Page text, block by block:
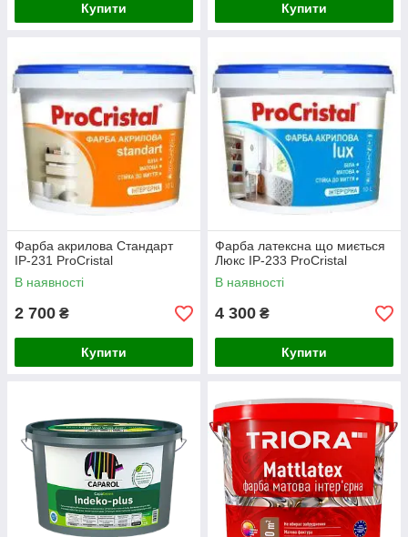
Купити Купити
Фарба акрилова Стандарт
ІР-231 ProCristal
В наявності
2 700 ₴
Купити
Фарба латексна що миється
Люкс ІР-233 ProCristal
В наявності
4 300 ₴
Купити